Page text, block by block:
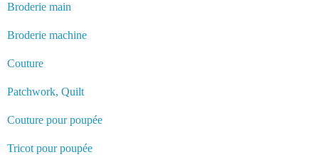
Broderie main
Broderie machine
Couture
Patchwork, Quilt
Couture pour poupée
Tricot pour poupée